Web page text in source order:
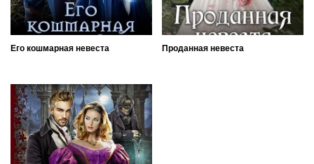
Его кошмарная невеста Проданная невеста